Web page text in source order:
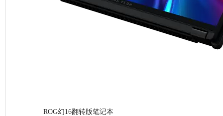
ROG幻16翻转版笔记本